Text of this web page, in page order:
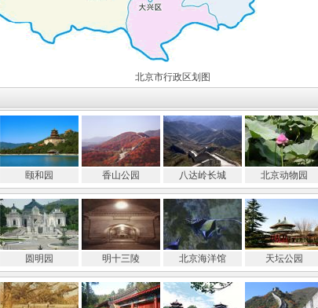
北京市行政区划图
颐和园 香山公园 八达岭长城 北京动物园
圆明园 明十三陵 北京海洋馆 天坛公园